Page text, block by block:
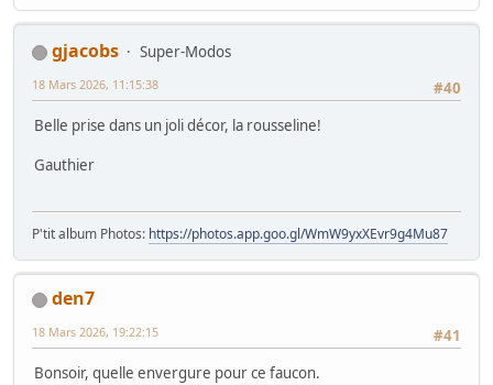
gjacobs
Super-Modos
#40
18 Mars 2026, 11:15:38
Belle prise dans un joli décor, la rousseline!
Gauthier
P'tit album Photos: https://photos.app.goo.gl/WmW9yxXEvr9g4Mu87
den7
#41
18 Mars 2026, 19:22:15
Bonsoir, quelle envergure pour ce faucon.